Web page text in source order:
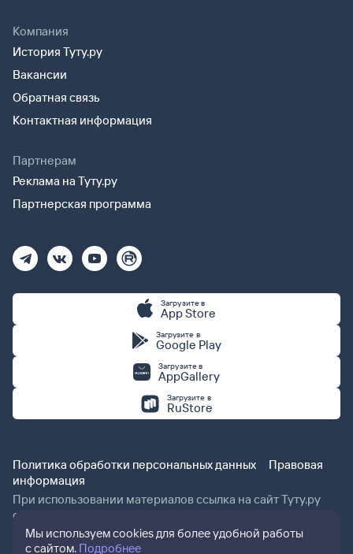
Компания
История Туту.ру
Вакансии
Обратная связь
Контактная информация
Партнерам
Реклама на Туту.ру
Партнерская программа
Загрузите в
App Store
Загрузите в
Google Play
Загрузите в
AppGallery
Загрузите в
RuStore
Политика обработки персональных данных
Правовая
информация
При использовании материалов ссылка на сайт Туту.ру
обязательна.
Мы используем cookies для более удобной работы
с сайтом. Подробнее